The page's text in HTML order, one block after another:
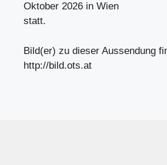
Oktober 2026 in Wien
statt.
Bild(er) zu dieser Aussendung
http://bild.ots.at